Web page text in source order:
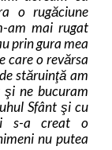
o rugăciune
am mai rugat
prin gura mea
care o revărsa
stăruinţă am
ne bucuram
Sfânt şi cu
s-a creat o
nu putea